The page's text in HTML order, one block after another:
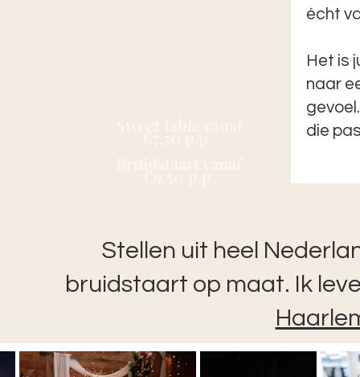
écht
Het is
naar
die
Stellen uit heel
bruidstaart op maat. Ik